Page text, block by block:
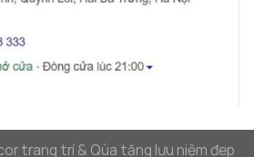
mang hơi hướng Châu Âu cực
chuộng tai Công Decor
Decor Treo Tường
trang trí & Qùa tặng lưu niệm đep